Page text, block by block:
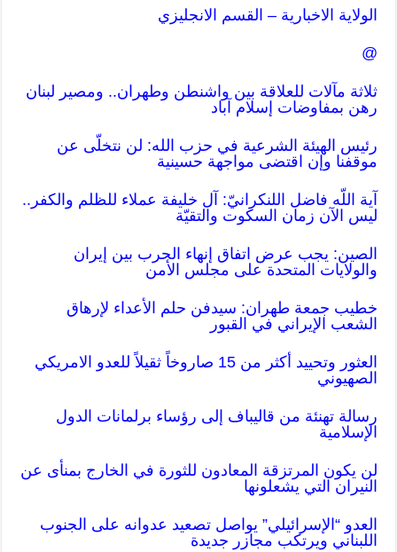
الولاية الاخبارية – القسم ا لانجليزي
@
ثلاثة مآلات للعلاقة بين واشنطن وطهران.. ومصير لبنان
رهن بمفاوضات إسلام آباد
رئيس الهيئة الشرعية في حزب الله: لن نتخلّى عن
موقفنا وإن اقتضى مواجهة حسينية
آية اللّه فاضل اللنكرانيّ: آل خليفة عملاء للظلم والكفر..
ليس الآن زمان السكوت والتقيّة
الصين: يجب عرض اتفاق إنهاء الحرب بين إيران
والولايات المتحدة على مجلس الأمن
خطيب جمعة طهران: سیدفن حلم الأعداء لإرهاق
الشعب الإيراني في القبور
العثور وتحييد أكثر من 15 صاروخاً ثقيلاً للعدو الامريكي
الصهيوني
رسالة تهنئة من قاليباف إلى رؤساء برلمانات الدول
الإسلامية
لن يكون المرتزقة المعادون للثورة في الخارج بمنأى عن
النيران التي يشعلونها
العدو “الإسرائيلي” يواصل تصعيد عدوانه على الجنوب
اللبناني ويرتكب مجازر جديدة